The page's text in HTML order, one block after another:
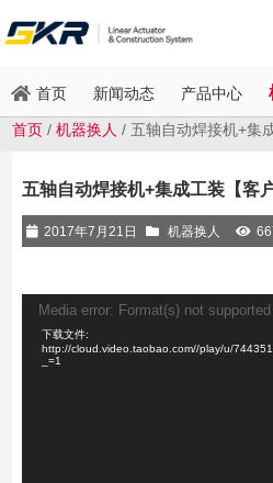
首页 新闻动态 产品中心
首页 /机器换人 / 五轴自动焊接机+集
五轴自动焊接机+集成工装【客
2017年7月21日 机器换人
Media error: Format(s) not
下载文件:
http://cloud.video.taobao.com//play/u/
_=1